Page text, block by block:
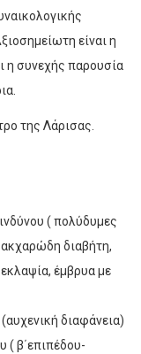
είναι η
η συνεχής παρουσία
της Λάρισας.
( πολύδυμες
διαβήτη,
έμβρυα με
διαφάνεια)
( β΄επιπέδου-